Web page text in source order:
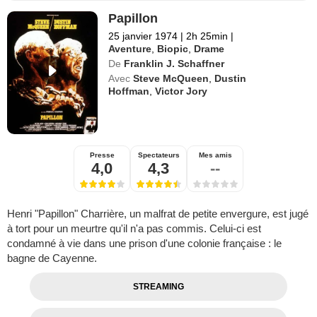
Papillon
25 janvier 1974 | 2h 25min |
Aventure Biopic Drame
De Franklin J. Schaffner
Avec Steve McQueen
Dustin
Hoffman ,Victor Jory
Presse
4,0
Spectateurs
4,3
Mes amis
--
Henri "Papillon" Charrière, un malfrat de petite envergure, est jugé
à tort pour un meurtre qu'il n'a pas commis. Celui-ci est
condamné à vie dans une prison d'une colonie française : le
bagne de Cayenne.
STREAMING